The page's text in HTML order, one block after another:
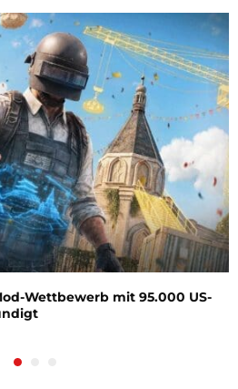
Wettbewerb mit 95.000 US-